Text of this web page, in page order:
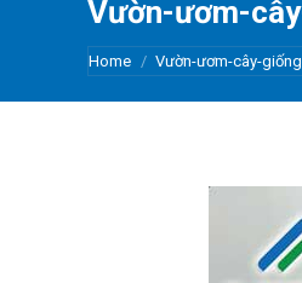
Vườn-ươm-
You are here:
Home Vườn-ươm-cây-